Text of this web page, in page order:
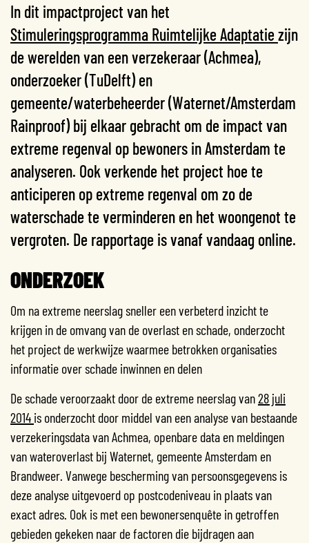
In dit impactproject van het
Stimuleringsprogramma Ruimtelijke Adaptatiezijn
de werelden van een verzekeraar (Achmea),
onderzoeker (TuDelft) en
gemeente/waterbeheerder (Waternet/Amsterdam
Rainproof) bij elkaar gebracht om de impact van
extreme regenval op bewoners in Amsterdam te
analyseren. Ook verkende het project hoe te
anticiperen op extreme regenval om zo de
waterschade te verminderen en het woongenot te
vergroten. De rapportage is vanaf vandaag online.
ONDERZOEK
Om na extreme neerslag sneller een verbeterd inzicht te
krijgen in de omvang van de overlast en schade, onderzocht
het project de werkwijze waarmee betrokken organisaties
informatie over schade inwinnen en delen
De schade veroorzaakt door de extreme neerslag van28 juli
2014 is onderzocht door middel van een analyse van bestaande
verzekeringsdata van Achmea, openbare data en meldingen
van wateroverlast bij Waternet, gemeente Amsterdam en
Brandweer. Vanwege bescherming van persoonsgegevens is
deze analyse uitgevoerd op postcodeniveau in plaats van
exact adres. Ook is met een bewonersenquête in getroffen
gebieden gekeken naar de factoren die bijdragen aan